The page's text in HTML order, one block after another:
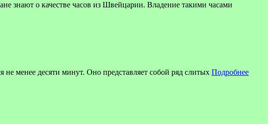
о качестве часов из Швейцарии. Владение такими часами
менее десяти минут. Оно представляет собой ряд слитых Подробнее